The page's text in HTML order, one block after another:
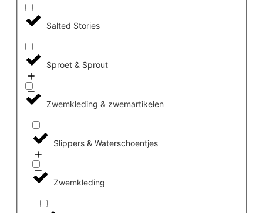
Salted Stories
Sproet & Sprout
Zwemkleding & zwemartikelen
Slippers & Waterschoentjes
Zwemkleding